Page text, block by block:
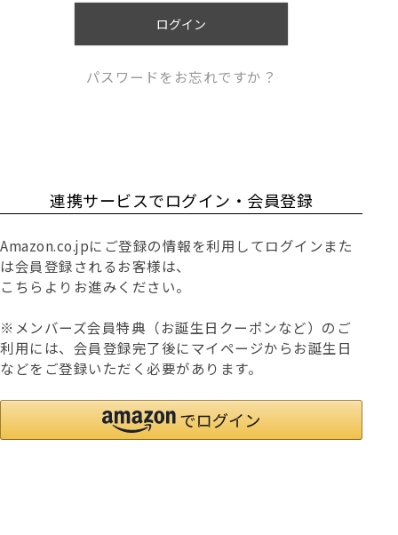
ログイン
パスワードをお忘れですか？
連携サービスでログイン・会員登録
Amazon.co.jpにご登録の情報を利用してログインまた
は会員登録されるお客様は、
こちらよりお進みください。
※メンバーズ会員特典（お誕生日クーポンなど）のご
利用には、会員登録完了後にマイページからお誕生日
などをご登録いただく必要があります。